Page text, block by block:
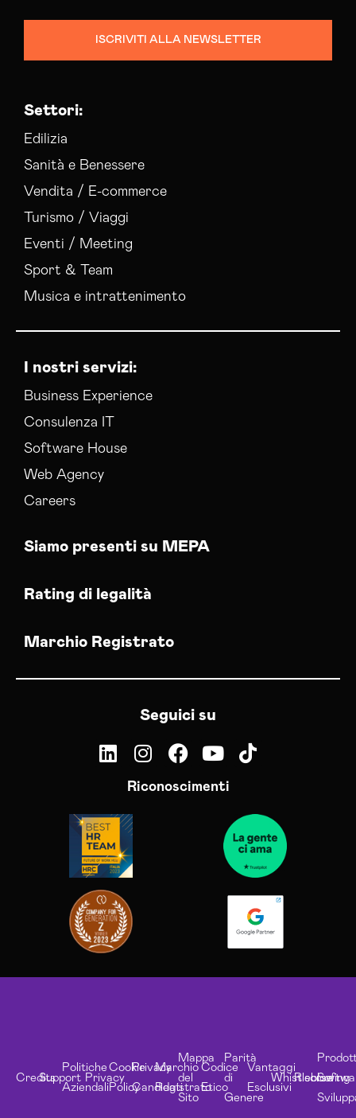
ISCRIVITI ALLA NEWSLETTER
Settori:
Edilizia
Sanità e Benessere
Vendita / E-commerce
Turismo / Viaggi
Eventi / Meeting
Sport & Team
Musica e intrattenimento
I nostri servizi:
Business Experience
Consulenza IT
Software House
Web Agency
Careers
Siamo presenti su MEPA
Rating di legalità
Marchio Registrato
Seguici su
Riconoscimenti
CreditsSupport
Politiche
Aziendali
Privacy
Cookie
Policy
Privacy
Candidati
Marchio
Registrato
Mappa
del
Sito
Codice
Etico
Parità
di
Genere
Vantaggi
Esclusivi
Whistleblowing
Risorse